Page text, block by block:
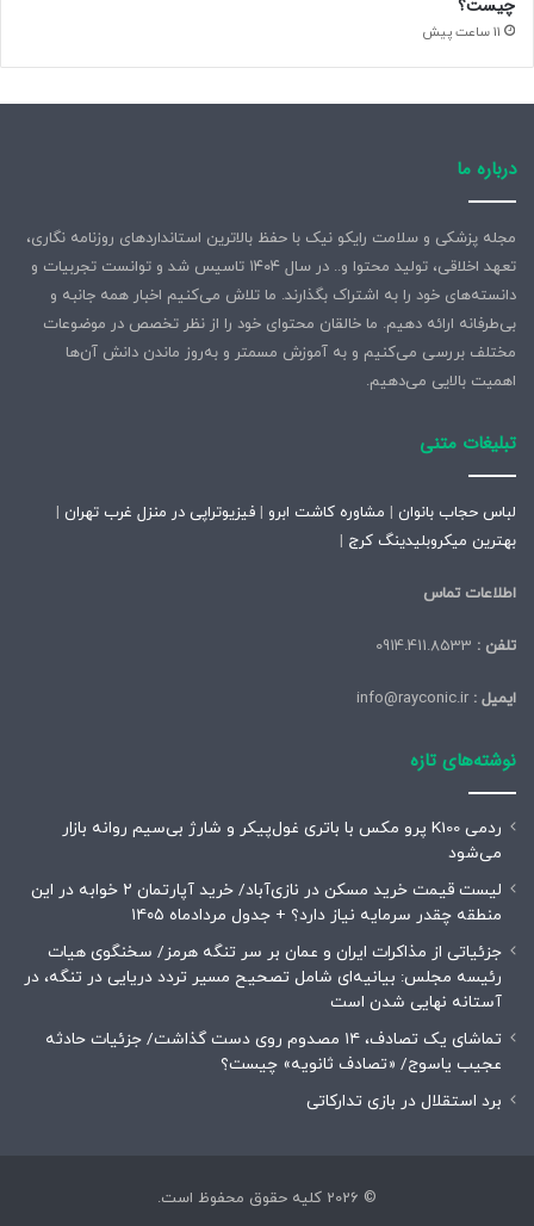
چیست؟
11 ساعت پیش
درباره ما
مجله پزشکی و سلامت رایکو نیک با حفظ بالاترین استانداردهای روزنامه نگاری،
تعهد اخلاقی، تولید محتوا و.. در سال ۱۴۰۴ تاسیس شد و توانست تجربیات و
دانسته‌های خود را به اشتراک بگذارند. ما تلاش می‌کنیم اخبار همه جانبه و
بی‌طرفانه ارائه دهیم. ما خالقان محتوای خود را از نظر تخصص در موضوعات
مختلف بررسی می‌کنیم و به آموزش مسمتر و به‌روز ماندن دانش آن‌ها
اهمیت بالایی می‌دهیم.
تبلیغات متنی
لباس حجاب بانوان | مشاوره کاشت ابرو | فیزیوتراپی در منزل غرب تهران |
بهترین میکروبلیدینگ کرج |
اطلاعات تماس
تلفن :
ایمیل :
نوشته‌های تازه
ردمی K100 پرو مکس با باتری غول‌پیکر و شارژ بی‌سیم روانه بازار
می‌شود
لیست قیمت خرید مسکن در نازی‌آباد/ خرید آپارتمان ۲ خوابه در این
منطقه چقدر سرمایه نیاز دارد؟ + جدول مردادماه ۱۴۰۵
جزئیاتی از مذاکرات ایران و عمان بر سر تنگه هرمز/ سخنگوی هیات
رئیسه مجلس: بیانیه‌ای شامل تصحیح مسیر تردد دریایی در تنگه، در
آستانه نهایی شدن است
تماشای یک تصادف، ۱۴ مصدوم روی دست گذاشت/ جزئیات حادثه
عجیب یاسوج/ «تصادف ثانویه» چیست؟
برد استقلال در بازی تدارکاتی
© 2026 کلیه حقوق محفوظ است.